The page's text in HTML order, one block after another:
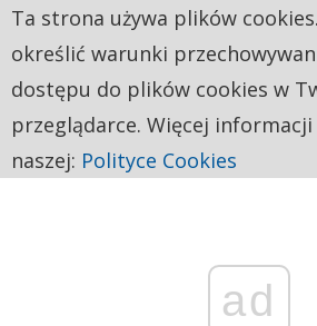
ad
Ta strona używa plików
określić warunki
dostępu do plików cookies w
przeglądarce. Więcej
naszej: Polityce Cookies